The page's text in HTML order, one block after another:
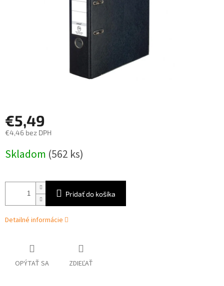
€5,49
€4,46 bez DPH
cena:
Skladom (562 ks)
Pridať do košíka
Detailné informácie
OPÝTAŤ SA ZDIEĽAŤ